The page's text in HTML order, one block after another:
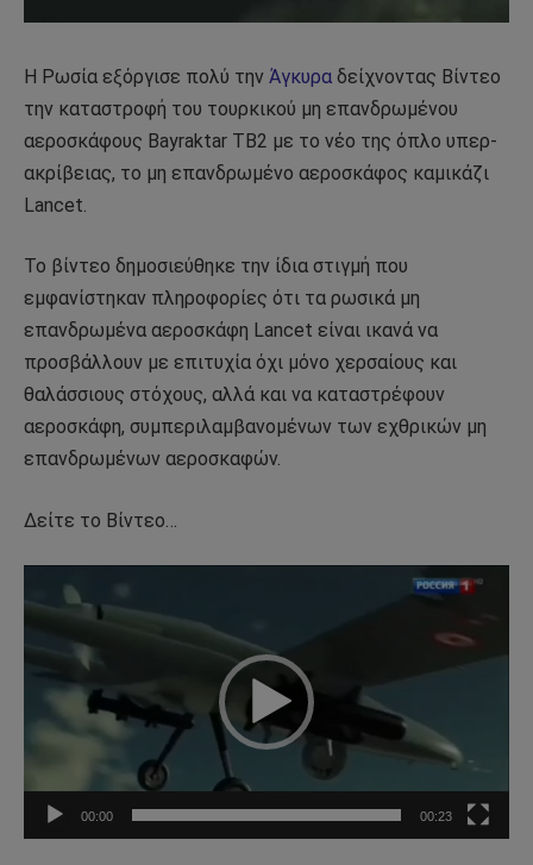
Η Ρωσία εξόργισε πολύ την Άγκυρα δείχνοντας Βίντεο
την καταστροφή του τουρκικού μη επανδρωμένου
αεροσκάφους Bayraktar TB2 με το νέο της όπλο υπερ-
ακρίβειας, το μη επανδρωμένο αεροσκάφος καμικάζι
Lancet.
Το βίντεο δημοσιεύθηκε την ίδια στιγμή που
εμφανίστηκαν πληροφορίες ότι τα ρωσικά μη
επανδρωμένα αεροσκάφη Lancet είναι ικανά να
προσβάλλουν με επιτυχία όχι μόνο χερσαίους και
θαλάσσιους στόχους, αλλά και να καταστρέφουν
αεροσκάφη, συμπεριλαμβανομένων των εχθρικών μη
επανδρωμένων αεροσκαφών.
Δείτε το Βίντεο…
Πρόγραμμα
Αναπαραγωγής
Βίντεο
00:00 00:23